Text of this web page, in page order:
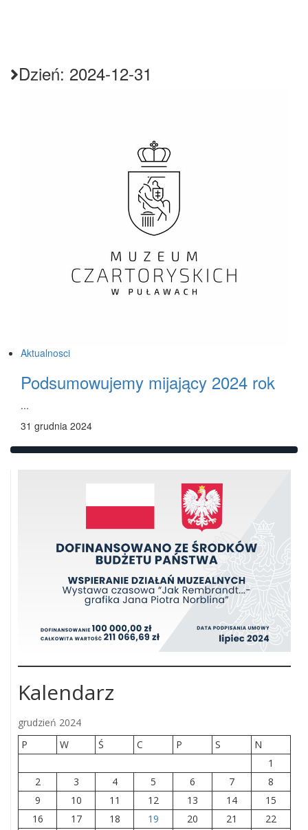
Dzień: 2024-12-31
Aktualnosci
Podsumowujemy mijający 2024 rok
...
31 grudnia 2024
Kalendarz
grudzień 2024
P
W Ś C P S
N
1
2
3 4 5 6 7
8
9
10 11 12 13 14
15
16
17 18 19 20 21
22